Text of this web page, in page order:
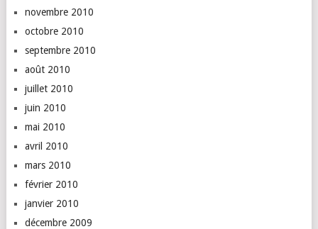
novembre 2010
octobre 2010
septembre 2010
août 2010
juillet 2010
juin 2010
mai 2010
avril 2010
mars 2010
février 2010
janvier 2010
décembre 2009